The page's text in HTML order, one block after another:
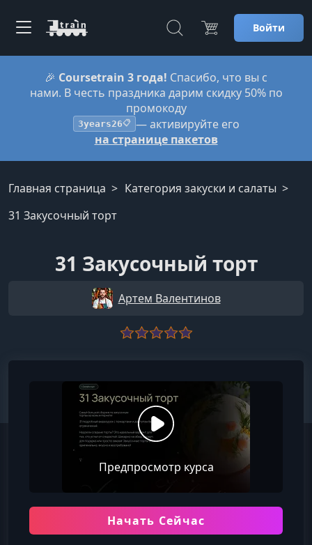
Войти
🎉 Coursetrain 3 года! Спасибо, что вы с
нами. В честь праздника дарим скидку 50% по
промокоду
3years26📋 — активируйте его
на странице пакетов
Главная страница
Категория закуски и салаты
31 Закусочный торт
31 Закусочный торт
Артем Валентинов
Предпросмотр курса
Начать Сейчас